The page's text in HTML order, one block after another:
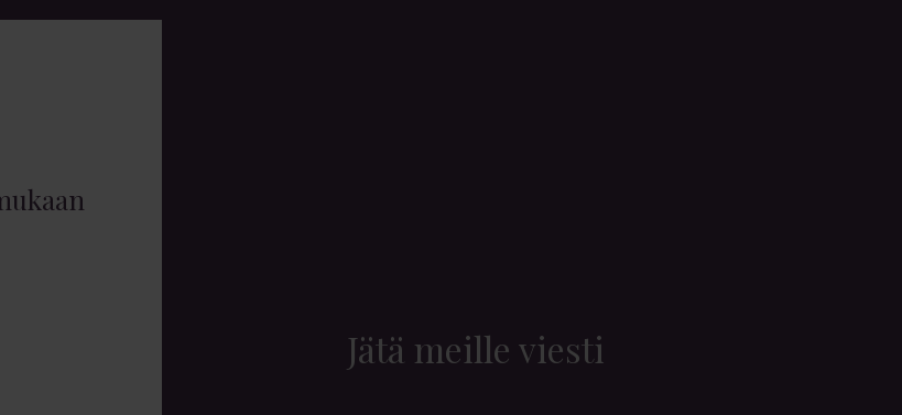
Jätä meille viesti